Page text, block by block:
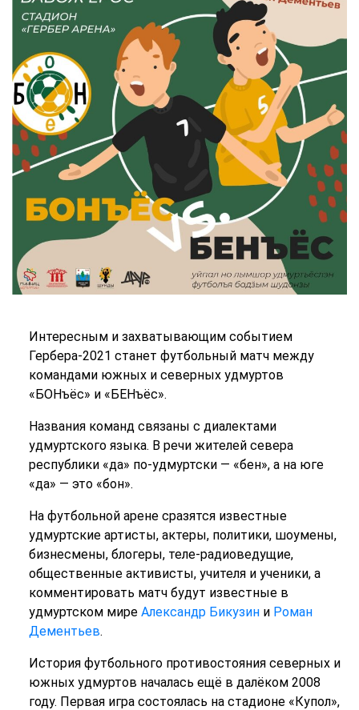
Интересным и захватывающим событием
Гербера-2021 станет футбольный матч между
командами южных и северных удмуртов
«БОНъёс» и «БЕНъёс».
Названия команд связаны с диалектами
удмуртского языка. В речи жителей севера
республики «да» по-удмуртски — «бен», а на юге
«да» — это «бон».
На футбольной арене сразятся известные
удмуртские артисты, актеры, политики, шоумены,
бизнесмены, блогеры, теле-радиоведущие,
общественные активисты, учителя и ученики, а
комментировать матч будут известные в
удмуртском мире Александр Бикузини Роман
Дементьев.
История футбольного противостояния северных и
южных удмуртов началась ещё в далёком 2008
году. Первая игра состоялась на стадионе «Купол»,